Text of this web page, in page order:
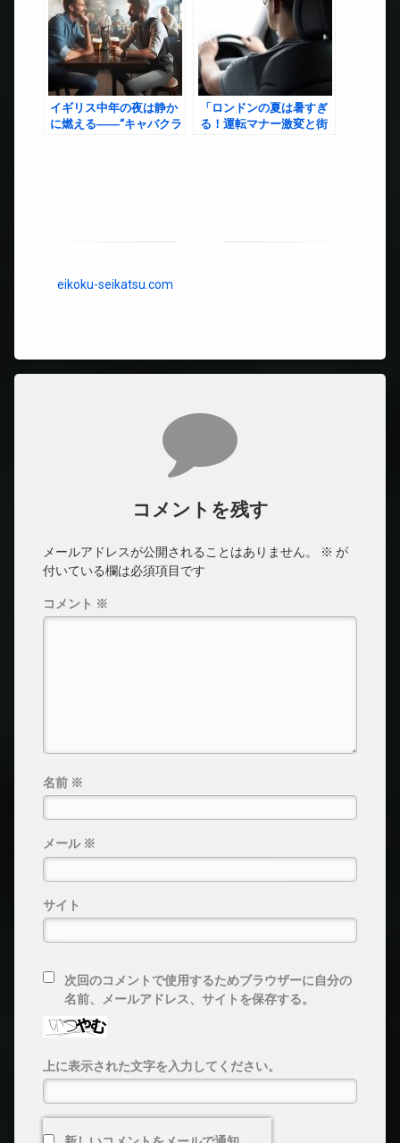
イギリス中年の夜は静か
に燃える――“キャバクラ
「ロンドンの夏は暑すぎ
る！運転マナー激変と街
eikoku-seikatsu.com
コメントを残す
メールアドレスが公開されることはありません。 ※ が
付いている欄は必須項目です
コメント ※
名前 ※
メール ※
サイト
次回のコメントで使用するためブラウザーに自分の
名前、メールアドレス、サイトを保存する。
上に表示された文字を入力してください。